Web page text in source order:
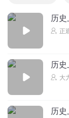
历
正
历史
大
历